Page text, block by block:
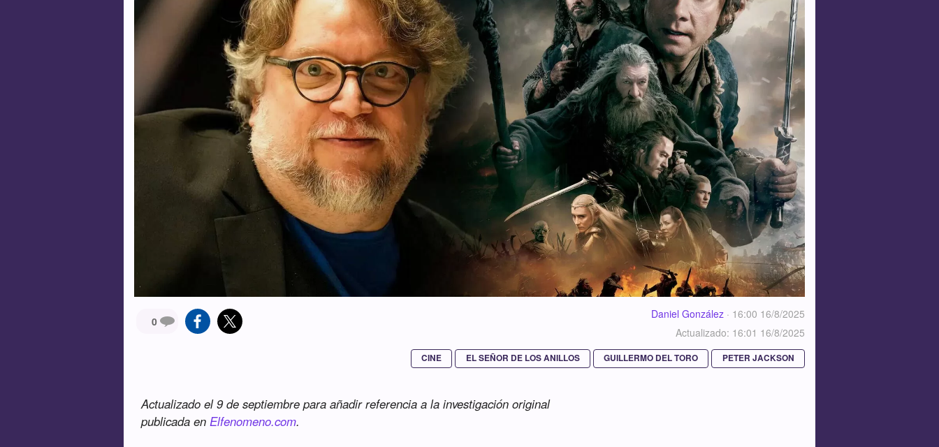
0
Daniel González · 16:00 16/8/2025
Actualizado: 16:01 16/8/2025
CINE EL SEÑOR DE LOS ANILLOS GUILLERMO DEL TORO PETER JACKSON
Actualizado el 9 de septiembre para añadir referencia a la investigación original
publicada enElfenomeno.com.